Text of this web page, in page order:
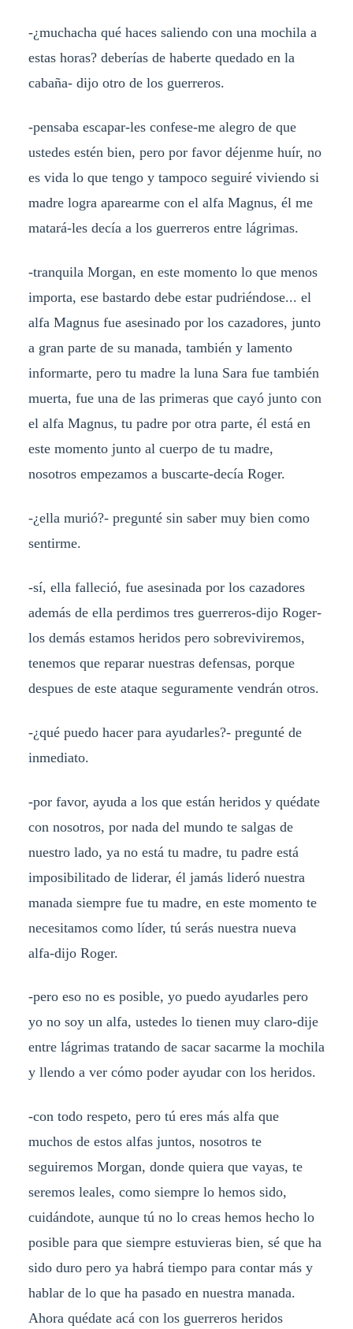
-¿muchacha qué haces saliendo con una mochila a
estas horas? deberías de haberte quedado en la
cabaña- dijo otro de los guerreros.
-pensaba escapar-les confese-me alegro de que
ustedes estén bien, pero por favor déjenme huír, no
es vida lo que tengo y tampoco seguiré viviendo si
madre logra aparearme con el alfa Magnus, él me
matará-les decía a los guerreros entre lágrimas.
-tranquila Morgan, en este momento lo que menos
importa, ese bastardo debe estar pudriéndose... el
alfa Magnus fue asesinado por los cazadores, junto
a gran parte de su manada, también y lamento
informarte, pero tu madre la luna Sara fue también
muerta, fue una de las primeras que cayó junto con
el alfa Magnus, tu padre por otra parte, él está en
este momento junto al cuerpo de tu madre,
nosotros empezamos a buscarte-decía Roger.
-¿ella murió?- pregunté sin saber muy bien como
sentirme.
-sí, ella falleció, fue asesinada por los cazadores
además de ella perdimos tres guerreros-dijo Roger-
los demás estamos heridos pero sobreviviremos,
tenemos que reparar nuestras defensas, porque
despues de este ataque seguramente vendrán otros.
-¿qué puedo hacer para ayudarles?- pregunté de
inmediato.
-por favor, ayuda a los que están heridos y quédate
con nosotros, por nada del mundo te salgas de
nuestro lado, ya no está tu madre, tu padre está
imposibilitado de liderar, él jamás lideró nuestra
manada siempre fue tu madre, en este momento te
necesitamos como líder, tú serás nuestra nueva
alfa-dijo Roger.
-pero eso no es posible, yo puedo ayudarles pero
yo no soy un alfa, ustedes lo tienen muy claro-dije
entre lágrimas tratando de sacar sacarme la mochila
y llendo a ver cómo poder ayudar con los heridos.
-con todo respeto, pero tú eres más alfa que
muchos de estos alfas juntos, nosotros te
seguiremos Morgan, donde quiera que vayas, te
seremos leales, como siempre lo hemos sido,
cuidándote, aunque tú no lo creas hemos hecho lo
posible para que siempre estuvieras bien, sé que ha
sido duro pero ya habrá tiempo para contar más y
hablar de lo que ha pasado en nuestra manada.
Ahora quédate acá con los guerreros heridos